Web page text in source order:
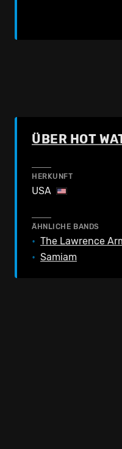
ÜBER HOT
HERKUNFT
USA
ÄHNLICHE BANDS
• The Lawrence
• Samiam